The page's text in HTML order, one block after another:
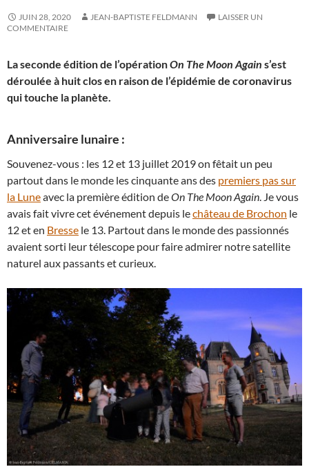
JUIN 28, 2020 JEAN-BAPTISTE FELDMANN
LAISSER UN
COMMENTAIRE
La seconde édition de l’opérationOn The Moon Again s’est
déroulée à huit clos en raison de l’épidémie de coronavirus
qui touche la planète.
Anniversaire lunaire :
Souvenez-vous : les 12 et 13 juillet 2019 on fêtait un peu
partout dans le monde les cinquante ans des premiers pas sur
la Luneavec la première édition deOn The Moon Again. Je vous
avais fait vivre cet événement depuis lechâteau de Brochon le
12 et en Bresse le 13. Partout dans le monde des passionnés
avaient sorti leur télescope pour faire admirer notre satellite
naturel aux passants et curieux.